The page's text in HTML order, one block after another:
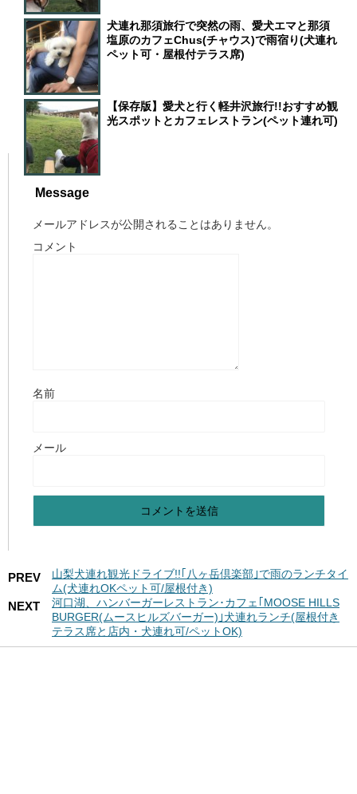
犬連れ那須旅行で突然の雨、愛犬エマと那須
塩原のカフェChus(チャウス)で雨宿り(犬連れ
ペット可・屋根付テラス席)
【保存版】愛犬と行く軽井沢旅行!!おすすめ観
光スポットとカフェレストラン(ペット連れ可)
Message
メールアドレスが公開されることはありません。
コメント
名前
メール
PREV
山梨犬連れ観光ドライブ!!｢八ヶ岳倶楽部｣で雨のランチタイ
ム(犬連れOKペット可/屋根付き)
NEXT
河口湖、ハンバーガーレストラン･カフェ｢MOOSE HILLS
BURGER(ムースヒルズバーガー)｣犬連れランチ(屋根付き
テラス席と店内・犬連れ可/ペットOK)